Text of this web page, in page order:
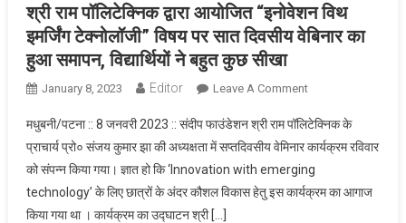
श्री राम पॉलिटेक्निक द्वारा आयोजित “इनोवेशन विथ
इमर्जिंग टेक्नोलॉजी” विषय पर सात दिवसीय वेबिनार का
हुआ समापन, विद्यार्थियों ने बहुत कुछ सीखा
January 8, 2023 Editor Leave A CommentOn श्री राम
आयोजित “इनोवेशन
विथ इमर्जिंग
टेक्नोलॉजी” विषय पर
सात दिवसीय वेबिनार
मधुबनी/पटना :: 8 जनवरी 2023 :: संदीप फाउंडेशन श्री राम पॉलिटेक्निक के
प्राचार्य प्रो० संजय कुमार झा की अध्यक्षता में सप्तदिवसीय वेमिनार कार्यक्रम रविवार
को संपन्न किया गया। ज्ञात हो कि ‘Innovation with emerging
technology’ के लिए छात्रों के अंदर कौशल विकास हेतु इस कार्यक्रम का आगाज
किया गया था । कार्यक्रम का उद्घाटन श्री […]